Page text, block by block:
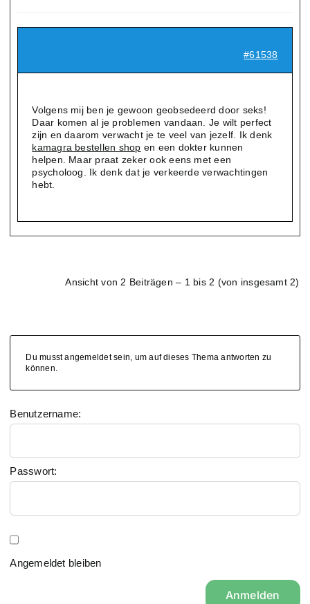
#61538
Volgens mij ben je gewoon geobsedeerd door seks!
Daar komen al je problemen vandaan. Je wilt perfect
zijn en daarom verwacht je te veel van jezelf. Ik denk
kamagra bestellen shop en een dokter kunnen
helpen. Maar praat zeker ook eens met een
psycholoog. Ik denk dat je verkeerde verwachtingen
hebt.
Ansicht von 2 Beiträgen – 1 bis 2 (von insgesamt 2)
Du musst angemeldet sein, um auf dieses Thema antworten zu
können.
Benutzername:
Passwort:
Angemeldet bleiben
Anmelden